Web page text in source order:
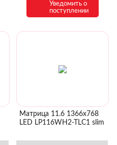
Уведомить о
поступлении
Матрица 11.6 1366x768
LED LP116WH2-TLC1 slim